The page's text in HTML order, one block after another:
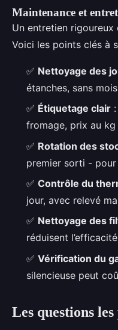
Maintenance et
Un entretien rigoureux
Voici les points clés à
✅ Nettoyage des
étanches, sans
✅ Étiquetage clair
fromage, prix au
✅ Rotation des
premier sorti -
✅ Contrôle du
jour, avec relevé
✅ Nettoyage des
réduisent
✅ Vérification du
silencieuse peut
Les questions